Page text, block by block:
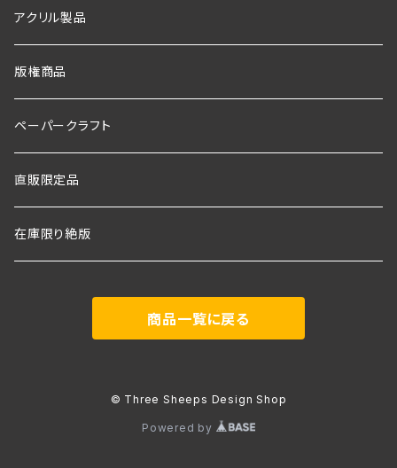
アクリル製品
版権商品
ペーパークラフト
直販限定品
在庫限り絶版
商品一覧に戻る
© Three Sheeps Design Shop
Powered by